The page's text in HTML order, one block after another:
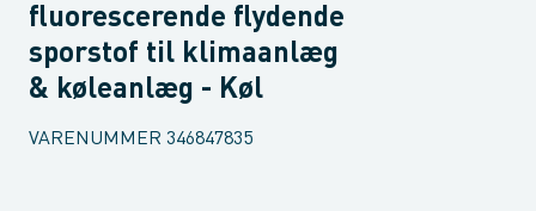
fluorescerende flydende
sporstof til klimaanlæg
& køleanlæg - Køl
VARENUMMER 346847835